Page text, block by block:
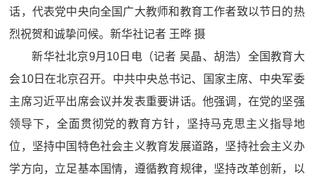
话，代表党中央向全国广大教师和教育工作者致以节日的热
烈祝贺和诚挚问候。新华社记者 王晔 摄
新华社北京9月10日电（记者 吴晶、胡浩）全国教育大
会10日在北京召开。中共中央总书记、国家主席、中央军委
主席习近平出席会议并发表重要讲话。他强调，在党的坚强
领导下，全面贯彻党的教育方针，坚持马克思主义指导地
位，坚持中国特色社会主义教育发展道路，坚持社会主义办
学方向，立足基本国情，遵循教育规律，坚持改革创新，以